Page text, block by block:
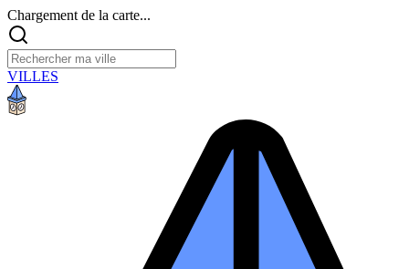
Chargement de la carte...
VILLES